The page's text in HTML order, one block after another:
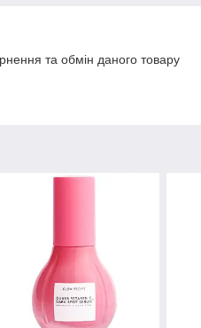
та обмін даного товару